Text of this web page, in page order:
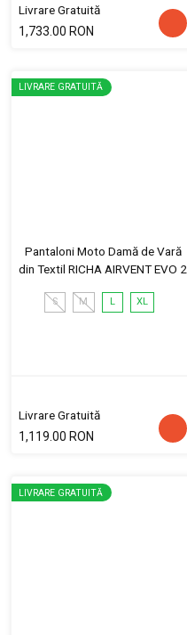
Livrare Gratuită
1,733.00 RON
LIVRARE GRATUITĂ
Pantaloni Moto Damă de Vară
din Textil RICHA AIRVENT EVO 2
S M L XL
Livrare Gratuită
1,119.00 RON
LIVRARE GRATUITĂ